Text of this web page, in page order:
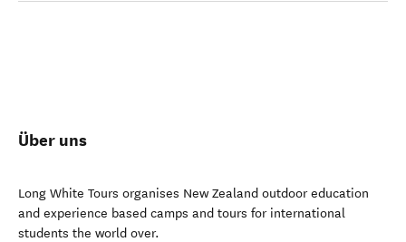
Über uns
Long White Tours organises New Zealand outdoor education
and experience based camps and tours for international
students the world over.